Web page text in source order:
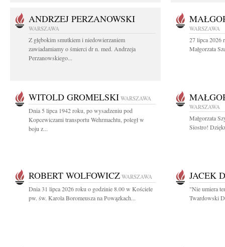
ANDRZEJ PERZANOWSKI
WARSZAWA
Z głębokim smutkiem i niedowierzaniem
zawiadamiamy o śmierci dr n. med. Andrzeja
Perzanowskiego...
WARSZAWA
27 lipca 2026
Małgorzata
WITOLD GROMELSKI WARSZAWA
Dnia 5 lipca 1942 roku, po wysadzeniu pod
Kopcewiczami transportu Wehrmachtu, poległ w
boju z...
WARSZAWA
Małgorzata
Siostro!
ROBERT WOLFOWICZ WARSZAWA
Dnia 31 lipca 2026 roku o godzinie 8.00 w Kościele
pw. św. Karola Boromeusza na Powązkach...
JACEK
"Nie umiera
Twardowski